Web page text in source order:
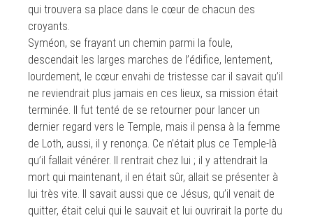
qui trouvera sa place dans le cœur de chacun des
croyants.
Syméon, se frayant un chemin parmi la foule,
descendait les larges marches de l’édifice, lentement,
lourdement, le cœur envahi de tristesse car il savait qu’il
ne reviendrait plus jamais en ces lieux, sa mission était
terminée. Il fut tenté de se retourner pour lancer un
dernier regard vers le Temple, mais il pensa à la femme
de Loth, aussi, il y renonça. Ce n’était plus ce Temple-là
qu’il fallait vénérer. Il rentrait chez lui ; il y attendrait la
mort qui maintenant, il en était sûr, allait se présenter à
lui très vite. Il savait aussi que ce Jésus, qu’il venait de
quitter, était celui qui le sauvait et lui ouvrirait la porte du